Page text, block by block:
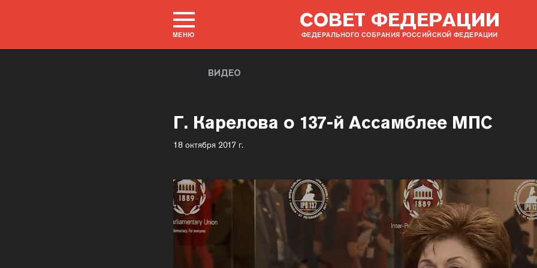
МЕНЮ
СОВЕТ ФЕДЕРАЦИИ
ФЕДЕРАЛЬНОГО СОБРАНИЯ РОССИЙСКОЙ ФЕДЕРАЦИИ
ВИДЕО
Г. Карелова о 137-й Ассамблее МПС
18 октября 2017 г.